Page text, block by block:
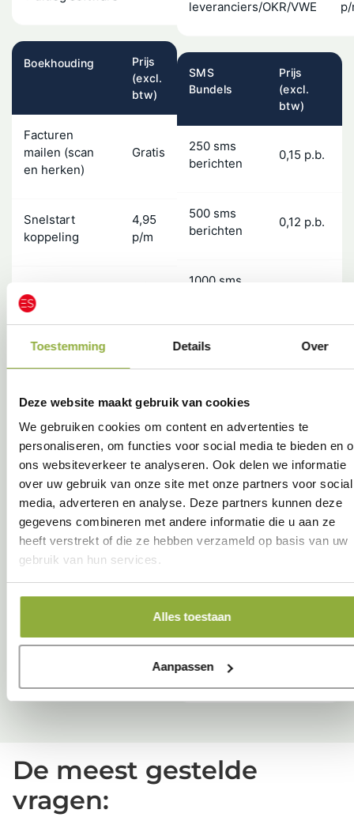
Toestemming Details Over
Deze website maakt gebruik van cookies
We gebruiken cookies om content en advertenties te
personaliseren, om functies voor social media te bieden en
ons websiteverkeer te analyseren. Ook delen we informatie
over uw gebruik van onze site met onze partners voor social
media, adverteren en analyse. Deze partners kunnen deze
gegevens combineren met andere informatie die u aan ze
heeft verstrekt of die ze hebben verzameld op basis van uw
gebruik van hun services.
Alles toestaan
Aanpassen
Boekhouding
Prijs
(excl.
btw)
Facturen
mailen (scan
en herken)
Gratis
Snelstart
koppeling
4,95
p/m
koppeling
Online
Agenda
Prijs
btw)
Cloud agenda
+ Mobiele app
4,95
p/m
Online
afspraken
(Uitbreiding
cloud agenda)
2,-
p/m
leveranciers/OKR/VWE
SMS
Bundels
Prijs
(excl.
btw)
250 sms
berichten
0,15 p.b.
500 sms
berichten
0,12 p.b.
1000 sms
inclusief 2
werkstations
4,95
p/m
Per extra
werkstation
1,95
p/m
Cloud back-up
De meest gestelde
vragen: